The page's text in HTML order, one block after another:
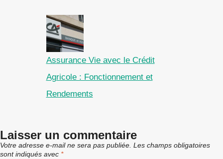
Assurance Vie avec le Crédit
Agricole : Fonctionnement et
Rendements
Laisser un commentaire
Votre adresse e-mail ne sera pas publiée. Les champs obligatoires
sont indiqués avec *